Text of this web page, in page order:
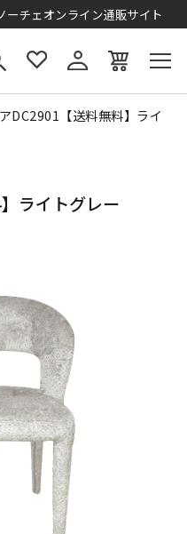
ーチェオンライン通販サイト
DC2901【送料無料】ライ
ライトグレー